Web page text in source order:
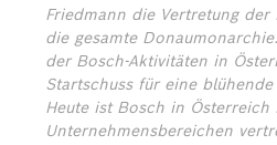
Friedmann die Vertretung
die gesamte
der Bosch-Aktivitäten in
Startschuss für eine
Heute ist Bosch in
Unternehmensbereichen